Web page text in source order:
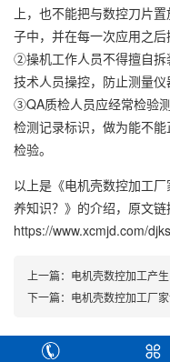
上，也不能把与数控刀片
子中，并在每一次应用之后
②操机工作人员不得擅自拆
技术人员操控，防止测量仪
③QA质检人员应经常检验
检测记录标识，做为能不
检验。
以上是 《电机壳数控加工
养知识？》 的介绍，原文链
https://www.xcmjd.com/
上一篇： 电机壳数控加工产
下一篇： 电机壳数控加工厂